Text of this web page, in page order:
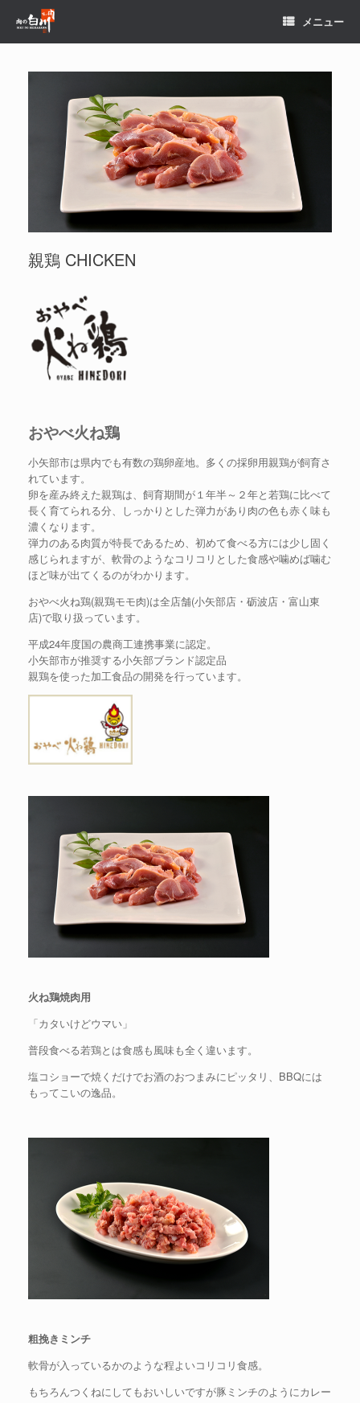
メニュー
親鶏 CHICKEN
おやべ火ね鶏
小矢部市は県内でも有数の鶏卵産地。多くの採卵用親鶏が飼育さ
れています。
卵を産み終えた親鶏は、飼育期間が１年半～２年と若鶏に比べて
長く育てられる分、しっかりとした弾力があり肉の色も赤く味も
濃くなります。
弾力のある肉質が特長であるため、初めて食べる方には少し固く
感じられますが、軟骨のようなコリコリとした食感や噛めば噛む
ほど味が出てくるのがわかります。
おやべ火ね鶏(親鶏モモ肉)は全店舗(小矢部店・砺波店・富山東
店)で取り扱っています。
平成24年度国の農商工連携事業に認定。
小矢部市が推奨する小矢部ブランド認定品
親鶏を使った加工食品の開発を行っています。
火ね鶏焼肉用
「カタいけどウマい」
普段食べる若鶏とは食感も風味も全く違います。
塩コショーで焼くだけでお酒のおつまみにピッタリ、BBQには
もってこいの逸品。
粗挽きミンチ
軟骨が入っているかのような程よいコリコリ食感。
もちろんつくねにしてもおいしいですが豚ミンチのようにカレー